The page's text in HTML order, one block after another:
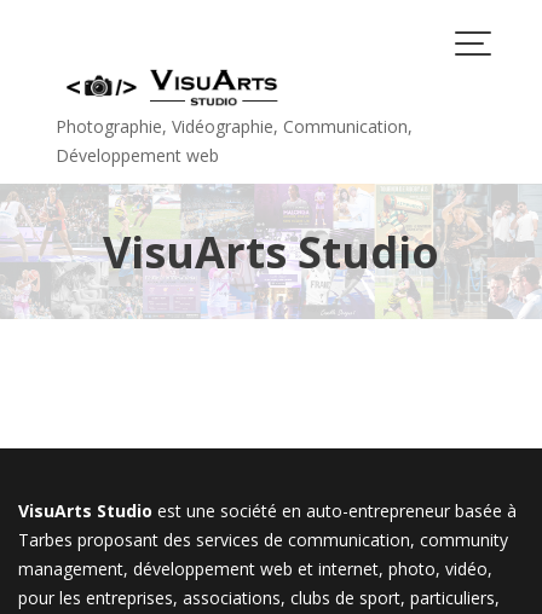
Photographie, Vidéographie, Communication,
Développement web
VisuArts Studio
VisuArts Studio est une société en auto-entrepreneur basée à
Tarbes proposant des services de communication, community
management, développement web et internet, photo, vidéo,
pour les entreprises, associations, clubs de sport, particuliers,